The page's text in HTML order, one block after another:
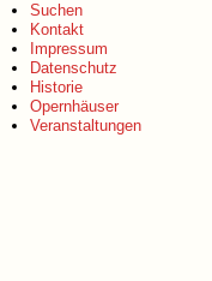
Suchen
Kontakt
Impressum
Datenschutz
Historie
Opernhäuser
Veranstaltungen